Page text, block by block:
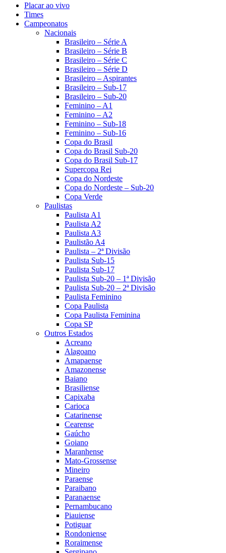
Placar ao vivo
Times
Campeonatos
Nacionais
Brasileiro – Série A
Brasileiro – Série B
Brasileiro – Série C
Brasileiro – Série D
Brasileiro – Aspirantes
Brasileiro – Sub-17
Brasileiro – Sub-20
Feminino – A1
Feminino – A2
Feminino – Sub-18
Feminino – Sub-16
Copa do Brasil
Copa do Brasil Sub-20
Copa do Brasil Sub-17
Supercopa Rei
Copa do Nordeste
Copa do Nordeste – Sub-20
Copa Verde
Paulistas
Paulista A1
Paulista A2
Paulista A3
Paulistão A4
Paulista – 2ª Divisão
Paulista Sub-15
Paulista Sub-17
Paulista Sub-20 – 1ª Divisão
Paulista Sub-20 – 2ª Divisão
Paulista Feminino
Copa Paulista
Copa Paulista Feminina
Copa SP
Outros Estados
Acreano
Alagoano
Amapaense
Amazonense
Baiano
Brasiliense
Capixaba
Carioca
Catarinense
Cearense
Gaúcho
Goiano
Maranhense
Mato-Grossense
Mineiro
Paraense
Paraibano
Paranaense
Pernambucano
Piauiense
Potiguar
Rondoniense
Roraimense